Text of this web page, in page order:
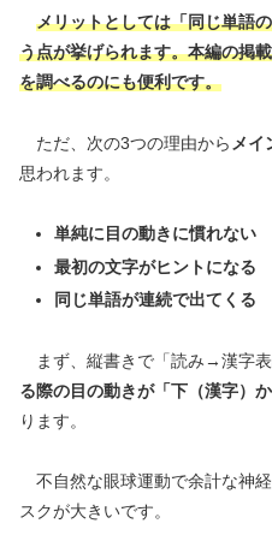
メリットとしては「同じ単語
う点が挙げられます。本編の掲
を調べるのにも便利です。
ただ、次の3つの理由から メイ
思われます。
単純に目の動きに慣れない
最初の文字がヒントになる
同じ単語が連続で出てくる
まず、縦書きで「読み→漢字表
る際の目の動きが「下（漢字）
ります。
不自然な眼球運動で余計な神
スクが大きいです。